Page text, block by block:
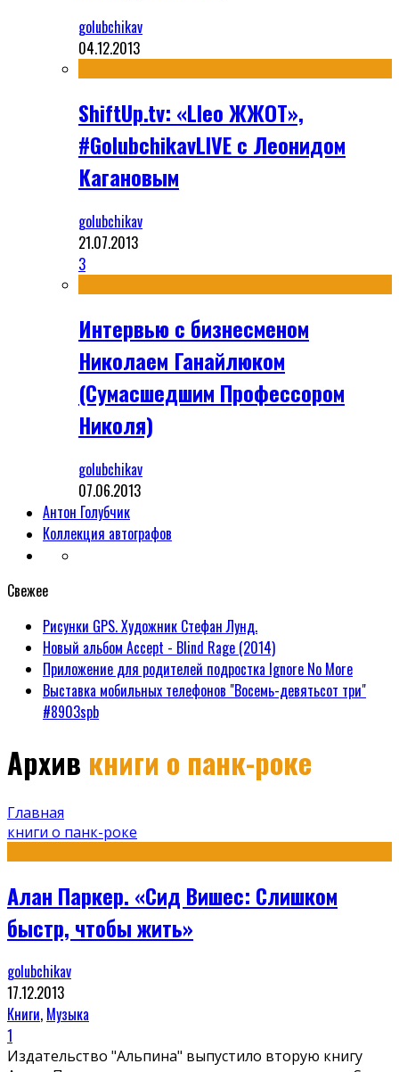
golubchikav
04.12.2013
ShiftUp.tv: «Lleo ЖЖОТ»,
#GolubchikavLIVE с Леонидом
Кагановым
golubchikav
21.07.2013
3
Интервью с бизнесменом
Николаем Ганайлюком
(Сумасшедшим Профессором
Николя)
golubchikav
07.06.2013
Антон Голубчик
Коллекция автографов
Свежее
Рисунки GPS. Художник Стефан Лунд.
Новый альбом Accept - Blind Rage (2014)
Приложение для родителей подростка Ignore No More
Выставка мобильных телефонов "Восемь-девятьсот три"
#8903spb
Архив книги о панк-роке
Главная
книги о панк-роке
Алан Паркер. «Сид Вишес: Слишком
быстр, чтобы жить»
golubchikav
17.12.2013
Книги, Музыка
1
Издательство "Альпина" выпустило вторую книгу